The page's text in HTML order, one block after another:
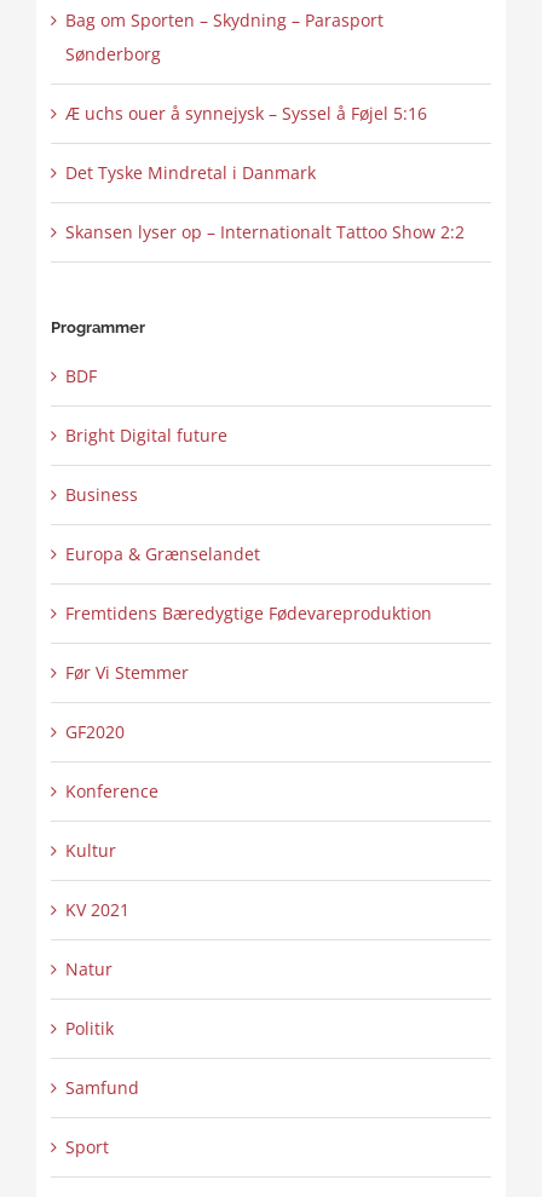
Bag om Sporten – Skydning – Parasport
Sønderborg
Æ uchs ouer å synnejysk – Syssel å Føjel 5:16
Det Tyske Mindretal i Danmark
Skansen lyser op – Internationalt Tattoo Show 2:2
Programmer
BDF
Bright Digital future
Business
Europa & Grænselandet
Fremtidens Bæredygtige Fødevareproduktion
Før Vi Stemmer
GF2020
Konference
Kultur
KV 2021
Natur
Politik
Samfund
Sport